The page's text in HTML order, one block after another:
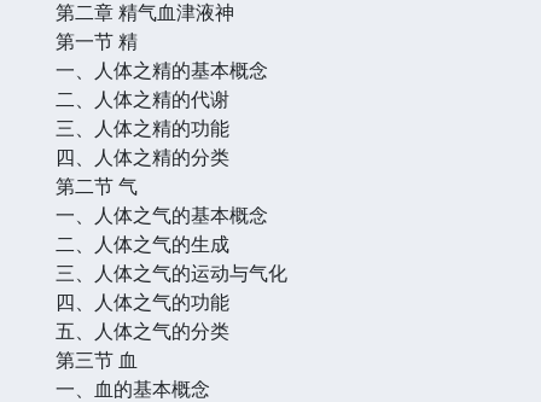
第二章 精气血津液神
第一节 精
一、人体之精的基本概念
二、人体之精的代谢
三、人体之精的功能
四、人体之精的分类
第二节 气
一、人体之气的基本概念
二、人体之气的生成
三、人体之气的运动与气化
四、人体之气的功能
五、人体之气的分类
第三节 血
一、血的基本概念